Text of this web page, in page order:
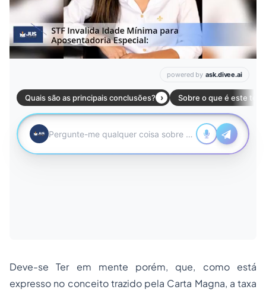
Deve-se Ter em mente porém, que, como está
expresso no conceito trazido pela Carta Magna, a taxa